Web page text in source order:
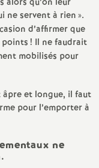
s
e
i
g
n
ne servent à rien».
d’affirmer que
points ! Il ne faudrait
mobilisés pour
âpre et longue, il faut
pour l’emporter à
ne